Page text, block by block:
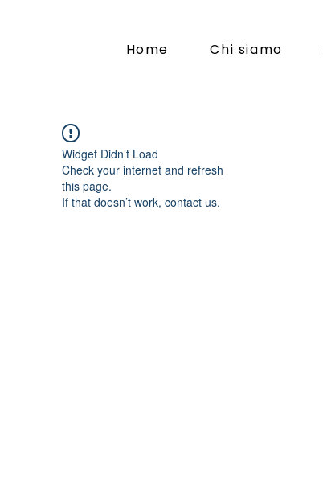
Home Chi siamo
Widget Didn’t Load
Check your internet and refresh
this page.
If that doesn’t work, contact us.